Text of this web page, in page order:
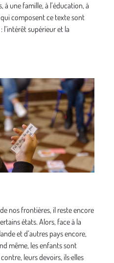
à une famille, à l’éducation, à
composent ce texte sont
supérieur et la
nos frontières, il reste encore
états. Alors, face à la
et d’autres pays encore,
même, les enfants sont
leurs devoirs, ils·elles